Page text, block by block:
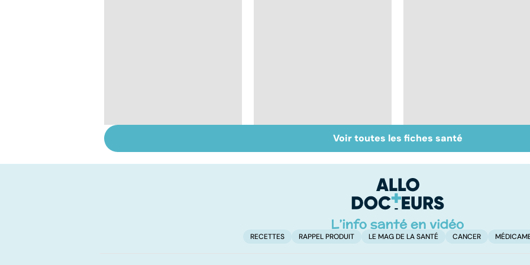
bonnes résolutions
BPCO, la bronchite du
fumeur
Les méthodes qui
fonctionnent
Voir toutes les fiches santé
RECETTES RAPPEL PRODUIT LE MAG DE LA SANTÉ CANCER